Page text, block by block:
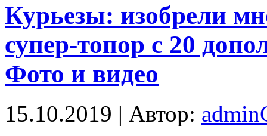
Курьезы: изобрели
супер-топор с 20
Фото и видео
15.10.2019 | Автор: